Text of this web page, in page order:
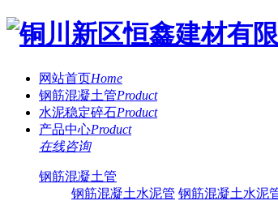
网站首页Home
钢筋混凝土管Product
水泥稳定碎石Product
产品中心Product
在线咨询
钢筋混凝土管
钢筋混凝土水泥管 钢筋混凝土水泥